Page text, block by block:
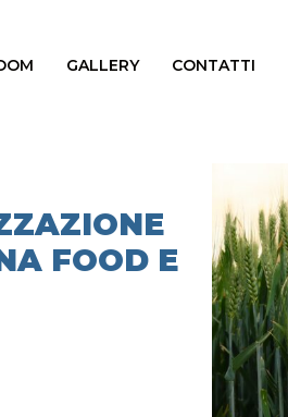
GALLERY CONTATTI
FOOD E